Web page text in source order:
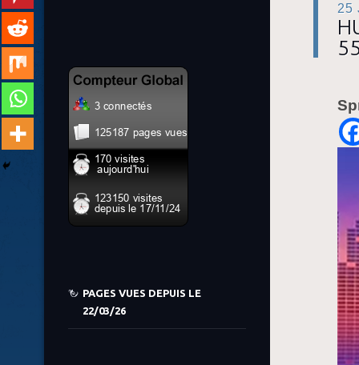
25
PAGES VUES DEPUIS LE
22/03/26